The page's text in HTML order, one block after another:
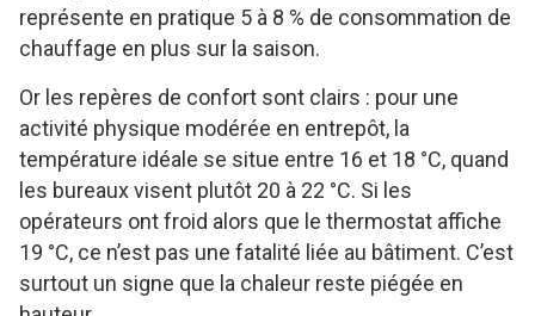
représente en pratique 5 à 8 % de consommation de
chauffage en plus sur la saison.
Or les repères de confort sont clairs : pour une
activité physique modérée en entrepôt, la
température idéale se situe entre 16 et 18 °C, quand
les bureaux visent plutôt 20 à 22 °C. Si les
opérateurs ont froid alors que le thermostat affiche
19 °C, ce n’est pas une fatalité liée au bâtiment. C’est
surtout un signe que la chaleur reste piégée en